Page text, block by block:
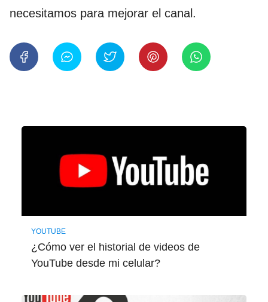
necesitamos para mejorar el canal.
YOUTUBE
¿Cómo ver el historial de videos de
YouTube desde mi celular?